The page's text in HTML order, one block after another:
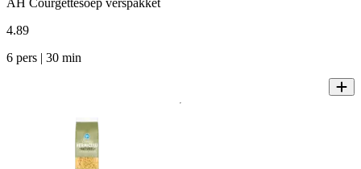
AH Courgettesoep verspakket
4.89
6 pers | 30 min